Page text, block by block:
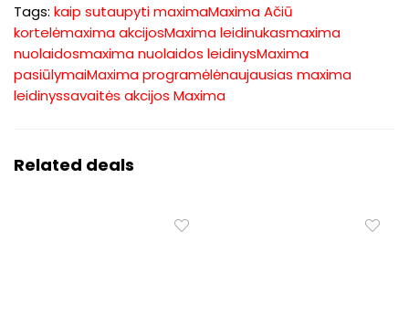
Tags: kaip sutaupyti maximaMaxima Ačiū
kortelėmaxima akcijosMaxima leidinukasmaxima
nuolaidosmaxima nuolaidos leidinysMaxima
pasiūlymaiMaxima programėlėnaujausias maxima
leidinyssavaitės akcijos Maxima
Related deals